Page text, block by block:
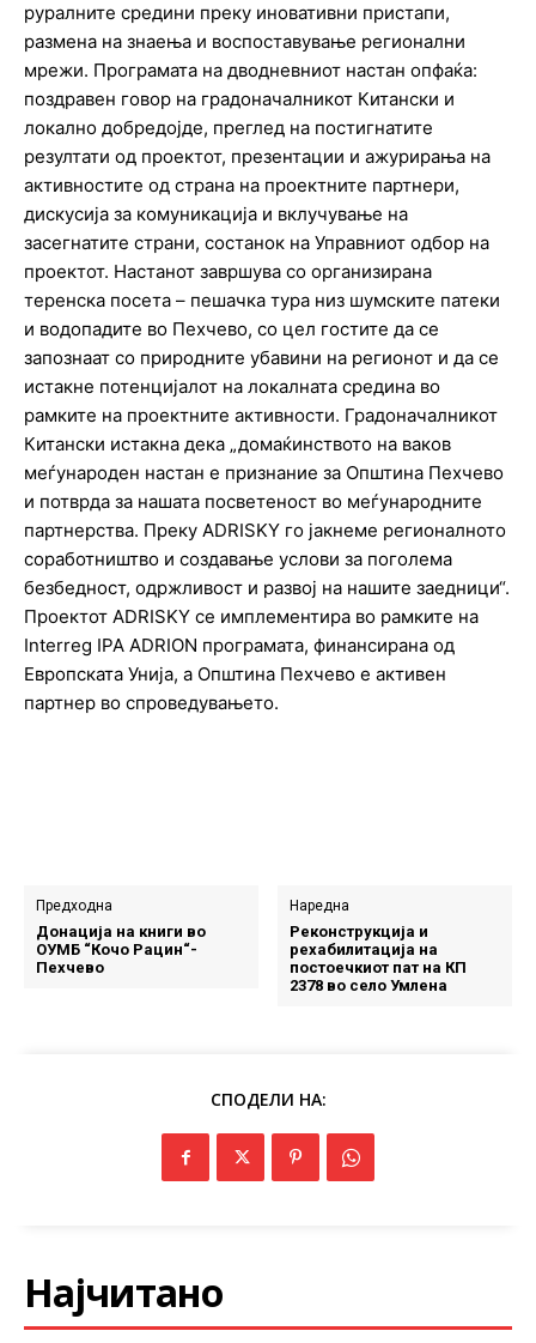
руралните средини преку иновативни пристапи,
размена на знаења и воспоставување регионални
мрежи. Програмата на дводневниот настан опфаќа:
поздравен говор на градоначалникот Китански и
локално добредојде, преглед на постигнатите
резултати од проектот, презентации и ажурирања на
активностите од страна на проектните партнери,
дискусија за комуникација и вклучување на
засегнатите страни, состанок на Управниот одбор на
проектот. Настанот завршува со организирана
теренска посета – пешачка тура низ шумските патеки
и водопадите во Пехчево, со цел гостите да се
запознаат со природните убавини на регионот и да се
истакне потенцијалот на локалната средина во
рамките на проектните активности. Градоначалникот
Китански истакна дека „домаќинството на ваков
меѓународен настан е признание за Општина Пехчево
и потврда за нашата посветеност во меѓународните
партнерства. Преку ADRISKY го јакнеме регионалното
соработништво и создавање услови за поголема
безбедност, одржливост и развој на нашите заедници“.
Проектот ADRISKY се имплементира во рамките на
Interreg IPA ADRION програмата, финансирана од
Европската Унија, а Општина Пехчево е активен
партнер во спроведувањето.
Предходна
Донација на книги во
ОУМБ “Кочо Рацин“-
Пехчево
Наредна
Реконструкција и
рехабилитација на
постоечкиот пат на КП
2378 во село Умлена
СПОДЕЛИ НА:
Најчитано